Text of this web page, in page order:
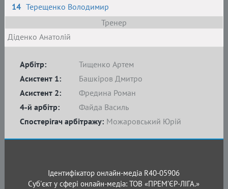
14 Терещенко Володимир
Тренер
Діденко Анатолій
Арбітр:
Тищенко Артем
Асистент 1:
Башкіров Дмитро
Асистент 2:
Фредина Роман
4-й арбітр:
Файда Василь
Спостерігач арбітражу: Можаровський Юрій
Ідентифікатор онлайн-медіа R40-05906
Суб'єкт у сфері онлайн-медіа: ТОВ «ПРЕМ’ЄР-ЛІГА.»